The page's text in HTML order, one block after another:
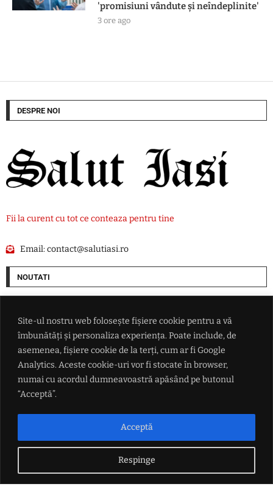
Site-ul nostru web folosește fișiere cookie pentru a vă
îmbunătăți și personaliza experiența. Poate include, de
asemenea, fișiere cookie de la terți, cum ar fi Google
Analytics. Aceste cookie-uri vor fi stocate în browser,
numai cu acordul dumneavoastră apăsând pe butonul
“Acceptă”.
Respinge
Acceptă
'promisiuni vândute și neîndeplinite'
3 ore ago
DESPRE NOI
Fii la curent cu tot ce conteaza pentru tine
Email:contact@salutiasi.ro
NOUTATI
Kievul afirmă că a lovit echipamente rusești pentru controlul dronelor
Ucraina a cumpărat rachete ATACMS și sisteme M270 din Turcia
Momentul zero: Anul din care seceta și căldura extremă au devenit o
regulă. Până atunci, aceste cazuri erau o raritate
'Îți dă cu cenușă pe panouri și s-a terminat': Traian Băsescu avertizează